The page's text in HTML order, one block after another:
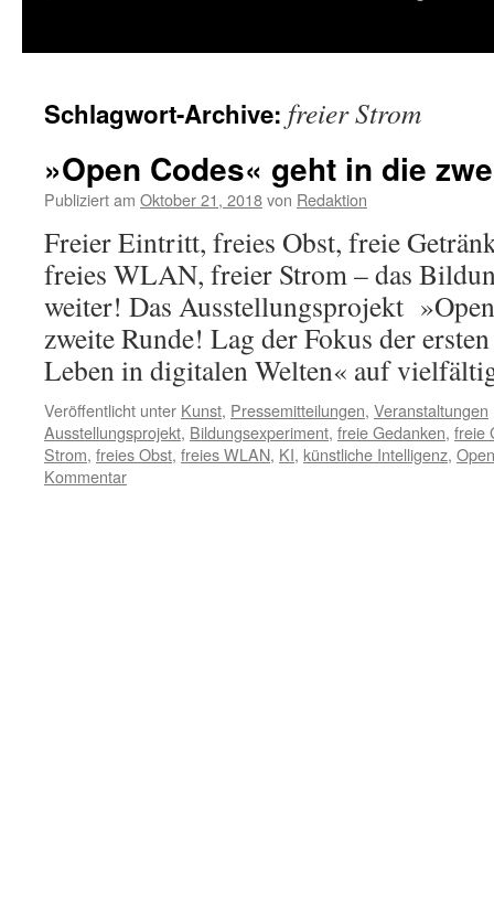
Schlagwort-Archive: freier Strom
»Open Codes« geht in die
Publiziert am Oktober 21, 2018von Redaktion
Freier Eintritt, freies Obst, freie
freies WLAN, freier Strom – das
weiter! Das Ausstellungsprojekt
zweite Runde! Lag der Fokus der
Leben in digitalen Welten« auf
Veröffentlicht unter Kunst, Pressemitteilungen, Veranstaltungen
Ausstellungsprojekt, Bildungsexperiment, freie Gedanken, freie
Strom, freies Obst, freies WLAN, KI, künstliche Intelligenz,
Kommentar